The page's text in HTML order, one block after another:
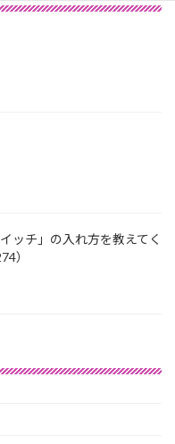
ッチ」の入れ方を教えてく
）